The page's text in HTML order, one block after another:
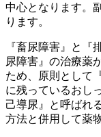
中心となります。
ります。
『畜尿障害』と『
尿障害』の治療薬
ため、原則として
に残っているおし
己導尿』と呼ばれ
方法と併用して薬